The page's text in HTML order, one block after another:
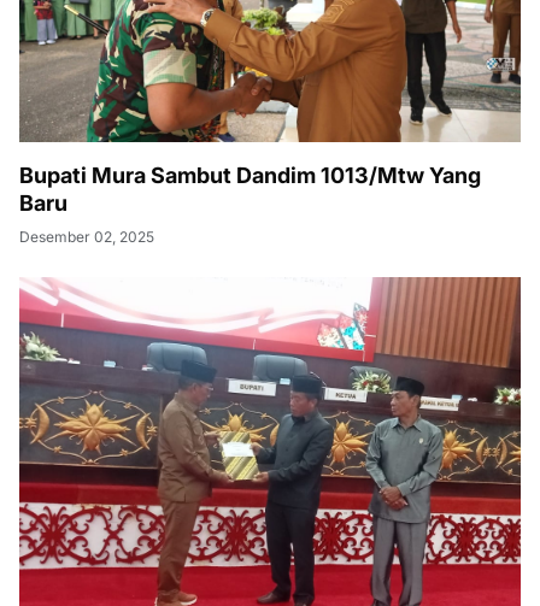
Bupati Mura Sambut Dandim 1013/Mtw Yang
Baru
Desember 02, 2025